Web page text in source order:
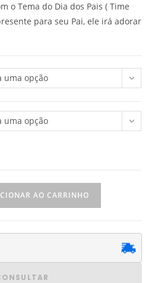
o Tema do Dia dos Pais ( Time
para seu Pai, ele irá adorar
uma opção
uma opção
AO CARRINHO